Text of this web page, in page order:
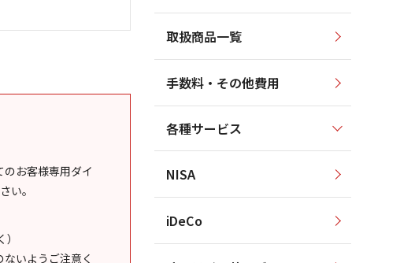
お客様専用ダイ
い。
いようご注意く
取扱商品一覧
手数料・その他費用
各種サービス
NISA
iDeCo